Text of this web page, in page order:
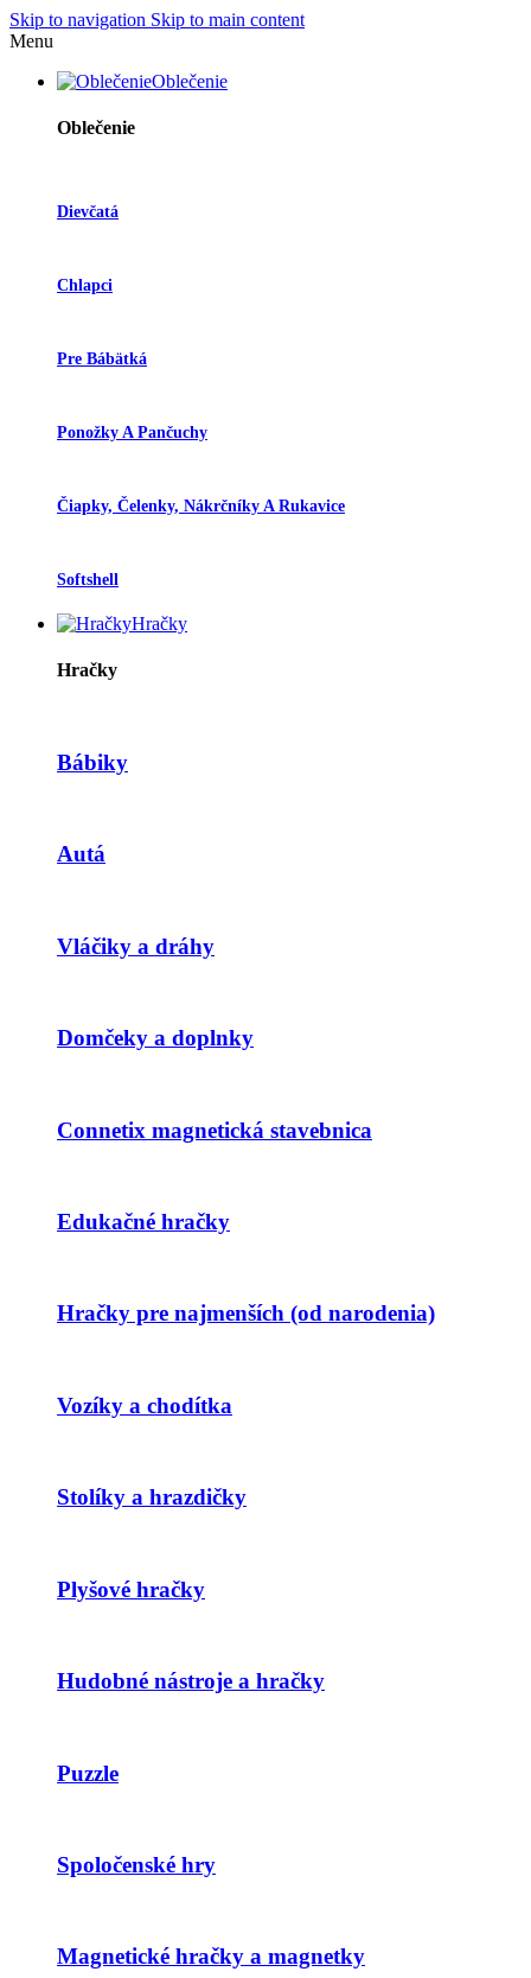
Skip to navigation Skip to main content
Menu
Oblečenie
Oblečenie
Dievčatá
Chlapci
Pre Bábätká
Ponožky A Pančuchy
Čiapky, Čelenky, Nákrčníky A Rukavice
Softshell
Hračky
Hračky
Bábiky
Autá
Vláčiky a dráhy
Domčeky a doplnky
Connetix magnetická stavebnica
Edukačné hračky
Hračky pre najmenších (od narodenia)
Vozíky a chodítka
Stolíky a hrazdičky
Plyšové hračky
Hudobné nástroje a hračky
Puzzle
Spoločenské hry
Magnetické hračky a magnetky